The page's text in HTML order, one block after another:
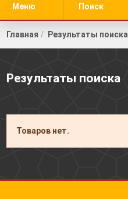
Меню Поиск
Главная Результаты поиска
Результаты поиска
Товаров нет.